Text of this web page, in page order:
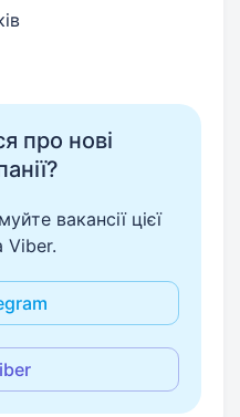
про нові
вакансії цієї
Viber.